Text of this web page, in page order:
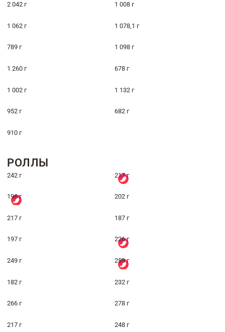
2 042 г 1 008 г
1 062 г 1 078,1 г
789 г 1 098 г
1 260 г 678 г
1 002 г 1 132 г
952 г 682 г
910 г
РОЛЛЫ
242 г 217 г
196 г 202 г
217 г 187 г
197 г 226 г
249 г 259 г
182 г 232 г
266 г 278 г
217 г 248 г